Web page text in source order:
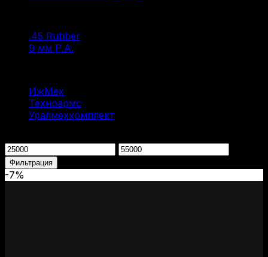
.45 Rubber
9 мм Р.А.
ИжМех
Техноармс
Уралмехкомплект
Минимальная
цена
Максимальная
Фильтрация
-7%